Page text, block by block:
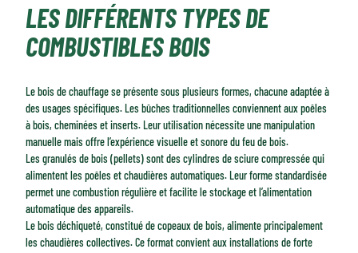
LES DIFFÉRENTS TYPES DE
COMBUSTIBLES BOIS
Le bois de chauffage se présente sous plusieurs formes, chacune adaptée à
des usages spécifiques. Les bûches traditionnelles conviennent aux poêles
à bois, cheminées et inserts. Leur utilisation nécessite une manipulation
manuelle mais offre l’expérience visuelle et sonore du feu de bois.
Les granulés de bois (pellets) sont des cylindres de sciure compressée qui
alimentent les poêles et chaudières automatiques. Leur forme standardisée
permet une combustion régulière et facilite le stockage et l’alimentation
automatique des appareils.
Le bois déchiqueté, constitué de copeaux de bois, alimente principalement
les chaudières collectives. Ce format convient aux installations de forte